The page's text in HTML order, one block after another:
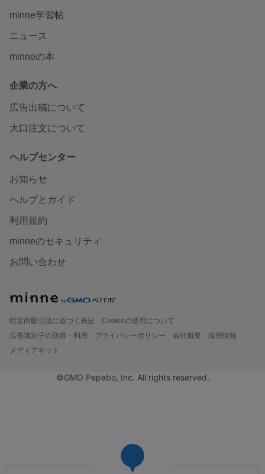
minne学習帖
ニュース
minneの本
企業の方へ
広告出稿について
大口注文について
ヘルプセンター
お知らせ
ヘルプとガイド
利用規約
minneのセキュリティ
お問い合わせ
特定商取引法に基づく表記
Cookieの使用について
広告識別子の取得・利用
プライバシーポリシー 会社概要
採用情報
メディアキット
©GMO Pepabo, Inc. All rights reserved.